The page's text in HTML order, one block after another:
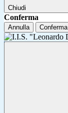
Chiudi
Conferma
Annulla Conferma